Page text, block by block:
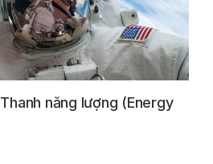
năng lượng (Energy